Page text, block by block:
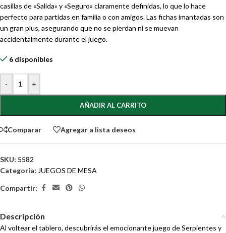
casillas de «Salida» y «Seguro» claramente definidas, lo que lo hace
perfecto para partidas en familia o con amigos. Las fichas imantadas son
un gran plus, asegurando que no se pierdan ni se muevan
accidentalmente durante el juego.
6 disponibles
- +
AÑADIR AL CARRITO
Comparar Agregar a lista deseos
SKU: 5582
Categoría: JUEGOS DE MESA
Compartir:
Descripción
Al voltear el tablero, descubrirás el emocionante juego de Serpientes y